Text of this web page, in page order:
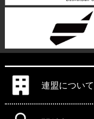
連盟について